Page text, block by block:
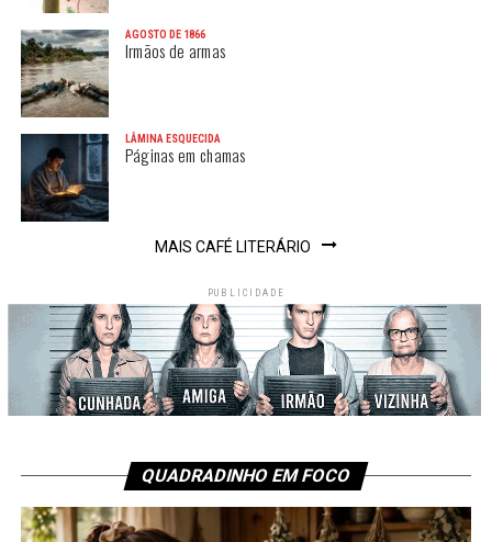
AGOSTO DE 1866
Irmãos de armas
LÂMINA ESQUECIDA
Páginas em chamas
MAIS CAFÉ LITERÁRIO
PUBLICIDADE
QUADRADINHO EM FOCO